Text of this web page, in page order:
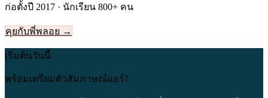
ก่อตั้งปี 2017 · นักเรียน 800+ คน
คุยกับพี่พลอย →
เริ่มต้นวันนี้
พร้อมเตรียมตัวสัมภาษณ์แอร์?